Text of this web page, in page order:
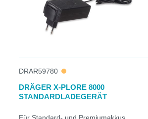
DRAR59780
DRÄGER X-PLORE 8000
STANDARDLADEGERÄT